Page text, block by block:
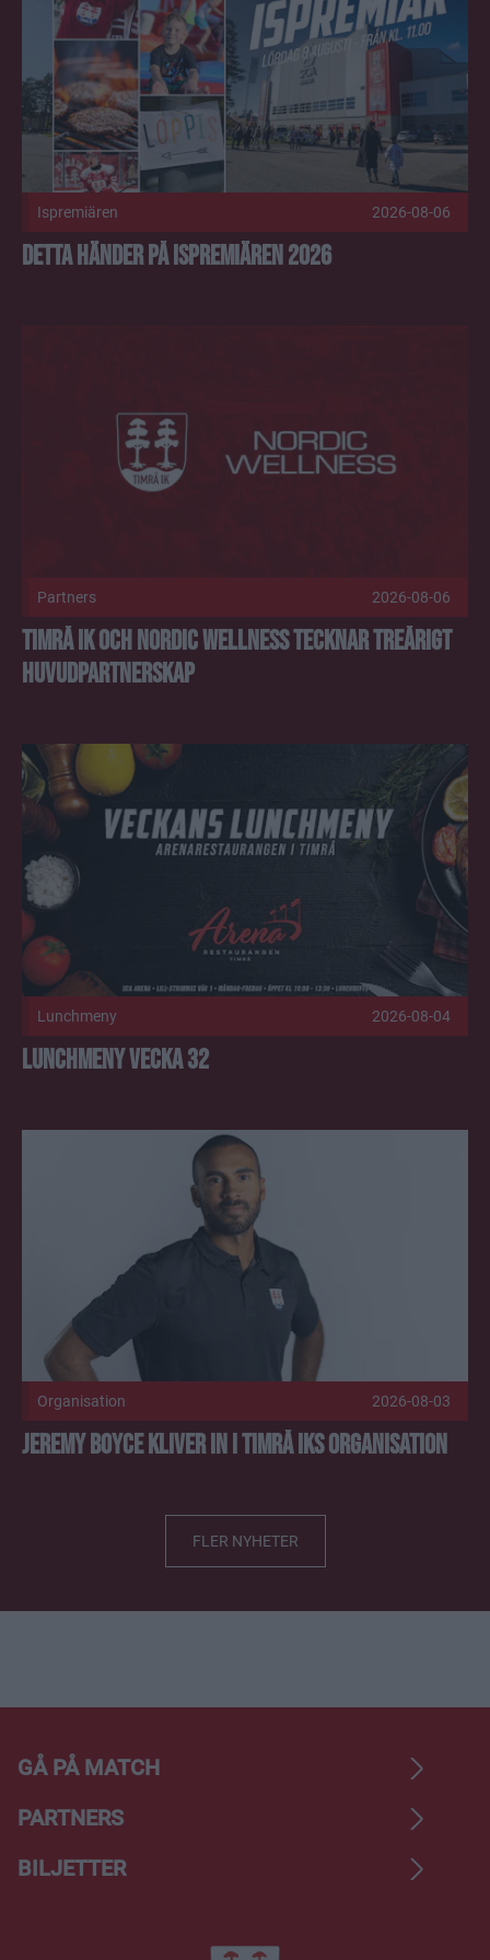
Ispremiären 2026-08-06
Detta händer på Ispremiären 2026
Partners 2026-08-06
Timrå IK och Nordic Wellness tecknar treårigt
huvudpartnerskap
Lunchmeny vecka 32 Publicerad 2026-08-04
Lunchmeny 2026-08-04
Lunchmeny vecka 32
Jeremy Boyce kliver in i Timrå IKs organisation Publicerad
Organisation 2026-08-03
Jeremy Boyce kliver in i Timrå IKs organisation
FLER NYHETER
GÅ PÅ MATCH
PARTNERS
BILJETTER